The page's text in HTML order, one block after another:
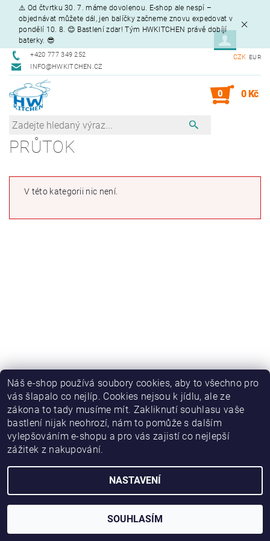
⚠️ Od čtvrtku 30. 7. máme dovolenou. E-shop ale nespí –
objednávat můžete dál, jen balíčky začneme znovu expedovat v
pondělí 10. 8. 😊 Bastlení zdar! Tým HWKITCHEN právě dobíjí
baterky. 😎
+420 777 349 252
INFO@HWKITCHEN.CZ
CZK EUR
0 0 Kč
PRŮTOK
V této kategorii nic není.
2026 © HWKITCHEN, všechna práva vyhrazena
Vytvořil Shoptet
Náš e-shop používá soubory cookies, aby to všechno pro
vás šlapalo co nejlíp. Cookies nejsou k jídlu, ale ze
zákona to tady musíme mít. Zakliknutí souhlasu vaše
bastlení nijak neohrozí, nám to pomůže s dalším
vylepšováním e-shopu a pro vás zajistí co nejlepší
zážitek z nakupování.
NASTAVENÍ
SOUHLASÍM